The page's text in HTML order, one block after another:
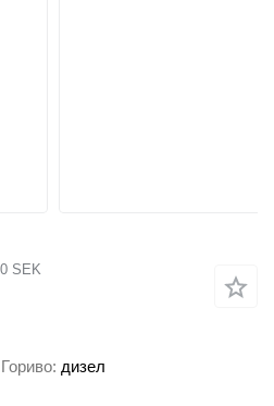
SEK
Гориво дизел